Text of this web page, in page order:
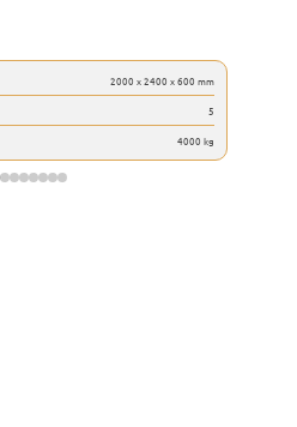
2000 x 2400 x 600 mm
5
4000 kg